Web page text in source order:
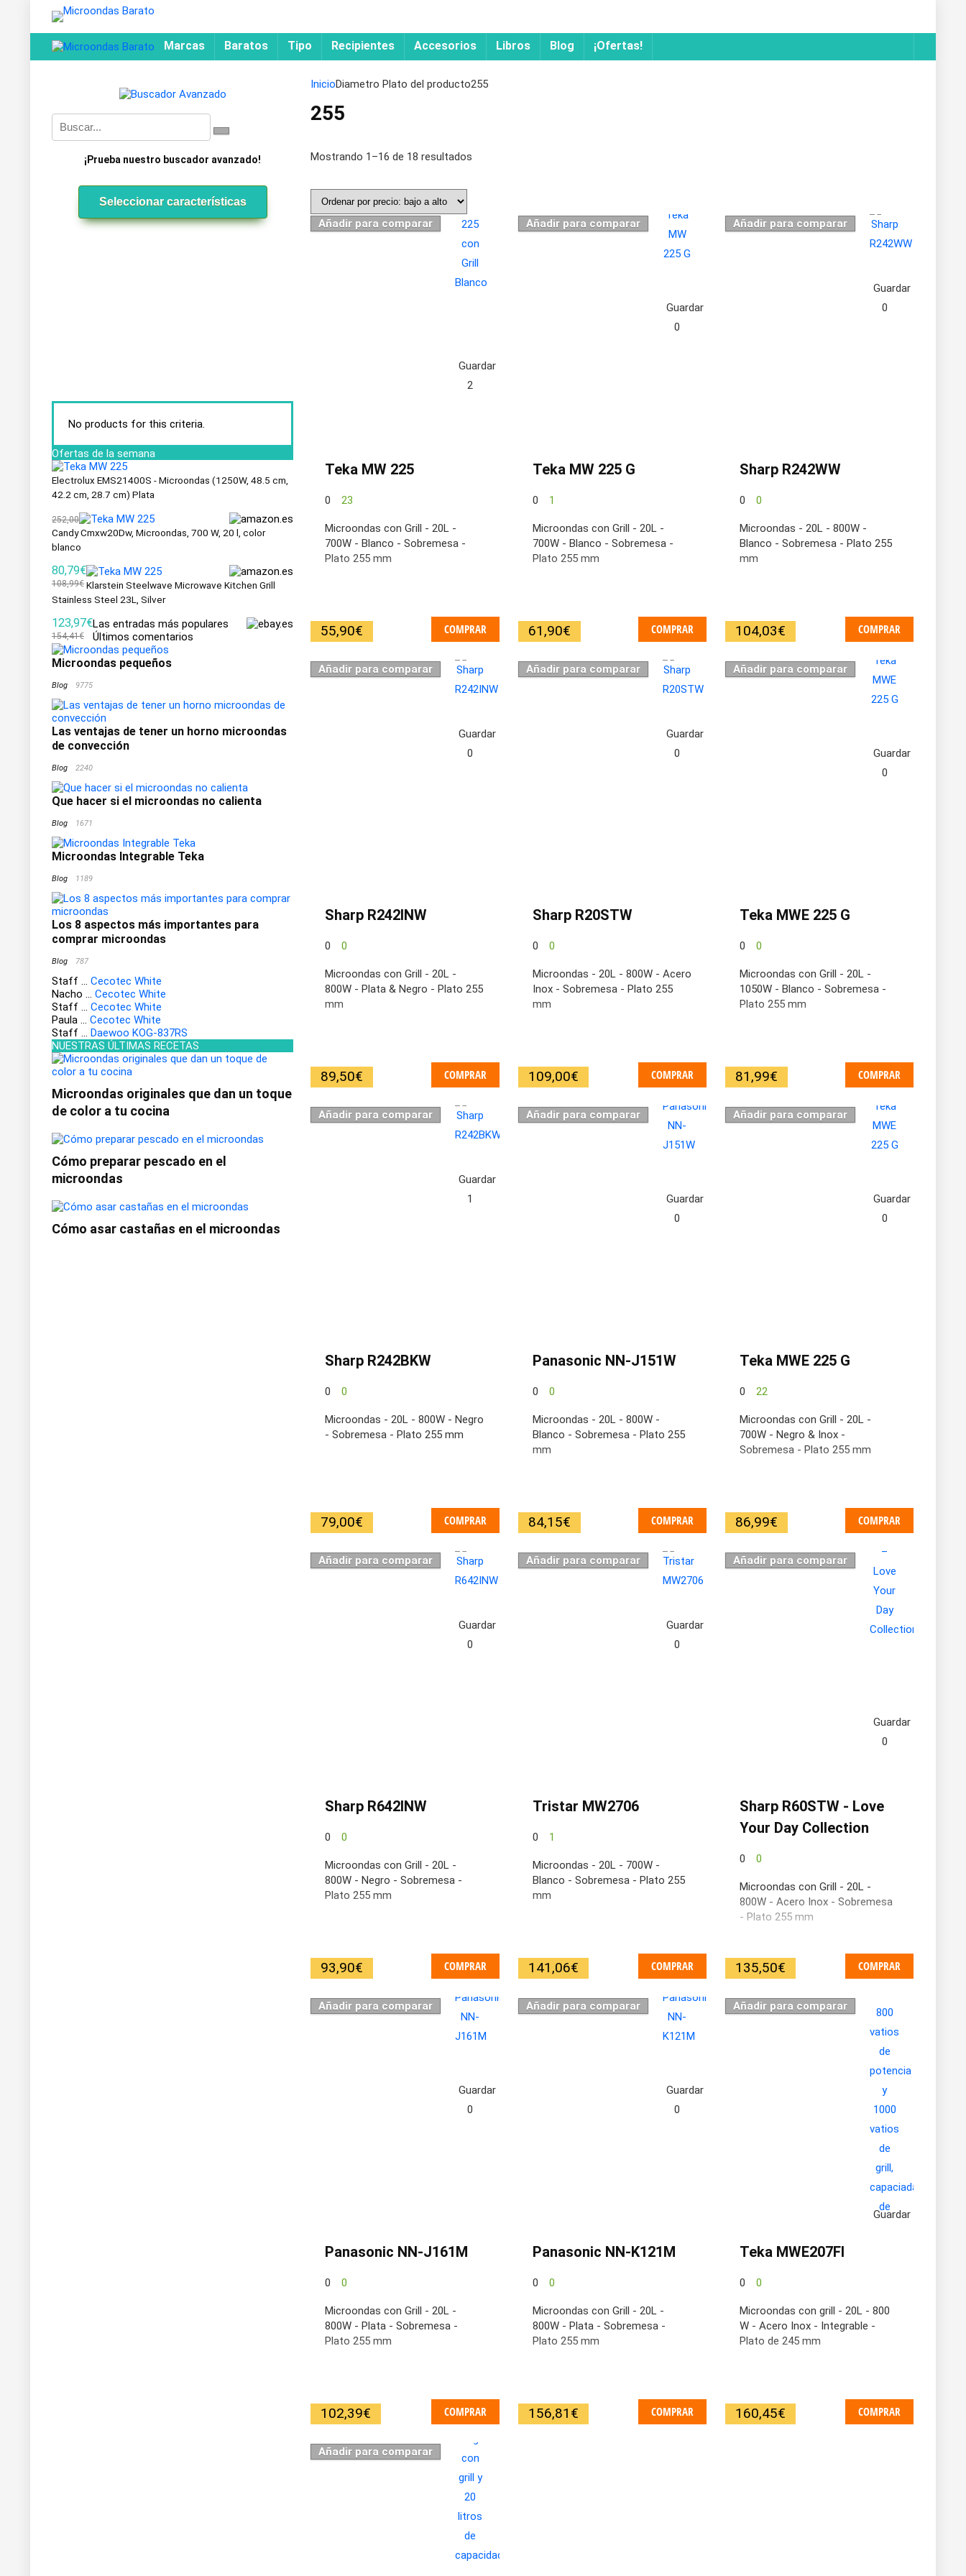
Marcas Baratos Tipo Recipientes Accesorios Libros Blog ¡Ofertas!
¡Prueba nuestro buscador avanzado!
Seleccionar características
No products for this criteria.
Ofertas de la semana
Electrolux EMS21400S - Microondas (1250W, 48.5 cm,
42.2 cm, 28.7 cm) Plata
252,00
Candy Cmxw20Dw, Microondas, 700 W, 20 l, color
blanco
80,79€
108,99€ Klarstein Steelwave Microwave Kitchen Grill
Stainless Steel 23L, Silver
123,97€
154,41€
Las entradas más populares
Últimos comentarios
Microondas pequeños
Blog 9775
Las ventajas de tener un horno microondas
de convección
Blog 2240
Que hacer si el microondas no calienta
Blog 1671
Microondas Integrable Teka
Blog 1189
Los 8 aspectos más importantes para
comprar microondas
Blog 787
Staff ... Cecotec White
Nacho ... Cecotec White
Staff ... Cecotec White
Paula ... Cecotec White
Staff ... Daewoo KOG-837RS
NUESTRAS ÚLTIMAS RECETAS
Microondas originales que dan un toque
de color a tu cocina
Cómo preparar pescado en el
microondas
Cómo asar castañas en el microondas
InicioDiametro Plato del producto255
255
Mostrando 1–16 de 18 resultados
Añadir para comparar
Guardar
2
Teka MW 225
0 23
Microondas con Grill - 20L -
700W - Blanco - Sobremesa -
Plato 255 mm
55,90€ COMPRAR
Añadir para comparar
Guardar
0
Teka MW 225 G
0 1
Microondas con Grill - 20L -
700W - Blanco - Sobremesa -
Plato 255 mm
61,90€ COMPRAR
Añadir para comparar
Guardar
0
Sharp R242WW
0 0
Microondas - 20L - 800W -
Blanco - Sobremesa - Plato 255
mm
104,03€ COMPRAR
Añadir para comparar
Guardar
0
Sharp R242INW
0 0
Microondas con Grill - 20L -
800W - Plata & Negro - Plato 255
mm
89,50€ COMPRAR
Añadir para comparar
Guardar
0
Sharp R20STW
0 0
Microondas - 20L - 800W - Acero
Inox - Sobremesa - Plato 255
mm
109,00€ COMPRAR
Añadir para comparar
Guardar
0
Teka MWE 225 G
0 0
Microondas con Grill - 20L -
1050W - Blanco - Sobremesa -
Plato 255 mm
81,99€ COMPRAR
Añadir para comparar
Guardar
1
Sharp R242BKW
0 0
Microondas - 20L - 800W - Negro
- Sobremesa - Plato 255 mm
79,00€ COMPRAR
Añadir para comparar
Guardar
0
Panasonic NN-J151W
0 0
Microondas - 20L - 800W -
Blanco - Sobremesa - Plato 255
mm
84,15€ COMPRAR
Añadir para comparar
Guardar
0
Teka MWE 225 G
0 22
Microondas con Grill - 20L -
700W - Negro & Inox -
Sobremesa - Plato 255 mm
86,99€ COMPRAR
Añadir para comparar
Guardar
0
Sharp R642INW
0 0
Microondas con Grill - 20L -
800W - Negro - Sobremesa -
Plato 255 mm
93,90€ COMPRAR
Añadir para comparar
Guardar
0
Tristar MW2706
0 1
Microondas - 20L - 700W -
Blanco - Sobremesa - Plato 255
mm
141,06€ COMPRAR
Añadir para comparar
Guardar
0
Sharp R60STW - Love
Your Day Collection
0 0
Microondas con Grill - 20L -
800W - Acero Inox - Sobremesa
- Plato 255 mm
135,50€ COMPRAR
Añadir para comparar
Guardar
0
Panasonic NN-J161M
0 0
Microondas con Grill - 20L -
800W - Plata - Sobremesa -
Plato 255 mm
102,39€ COMPRAR
Añadir para comparar
Guardar
0
Panasonic NN-K121M
0 0
Microondas con Grill - 20L -
800W - Plata - Sobremesa -
Plato 255 mm
156,81 € COMPRAR
Añadir para comparar
Guardar
Teka MWE207FI
0 0
Microondas con grill - 20L - 800
W - Acero Inox - Integrable -
Plato de 245 mm
160,45€ COMPRAR
Añadir para comparar